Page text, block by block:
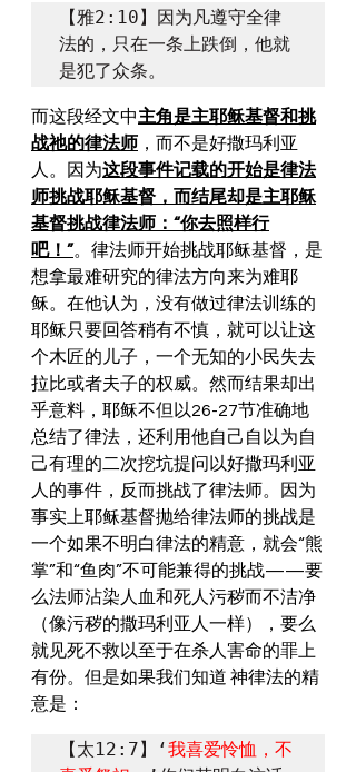
【雅2:10】因为凡遵守全律
法的，只在一条上跌倒，他就
是犯了众条。
而这段经文中主角是主耶稣基督和挑
战祂的律法师 ，而不是好撒玛利亚
人。因为这段事件记载的开始是律法
师挑战耶稣基督，而结尾却是主耶稣
基督挑战律法师：“你去照样行
吧！”。律法师开始挑战耶稣基督，是
想拿最难研究的律法方向来为难耶
稣。在他认为，没有做过律法训练的
耶稣只要回答稍有不慎，就可以让这
个木匠的儿子，一个无知的小民失去
拉比或者夫子的权威。然而结果却出
乎意料，耶稣不但以26-27节准确地
总结了律法，还利用他自己自以为自
己有理的二次挖坑提问以好撒玛利亚
人的事件，反而挑战了律法师。因为
事实上耶稣基督抛给律法师的挑战是
一个如果不明白律法的精意，就会“熊
掌”和“鱼肉”不可能兼得的挑战——要
么法师沾染人血和死人污秽而不洁净
（像污秽的撒玛利亚人一样），要么
就见死不救以至于在杀人害命的罪上
有份。但是如果我们知道 神律法的精
意是：
【太12:7】‘我喜爱怜恤，不